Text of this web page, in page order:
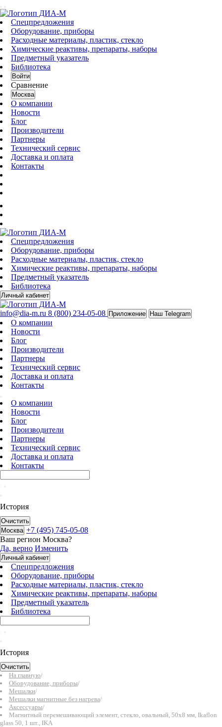
Спецпредложения
Оборудование, приборы
Расходные материалы, пластик, стекло
Химические реактивы, препараты, наборы
Предметный указатель
Библиотека
Войти
Сравнение
Москва
О компании
Новости
Блог
Производители
Партнеры
Технический сервис
Доставка и оплата
Контакты
Спецпредложения
Оборудование, приборы
Расходные материалы, пластик, стекло
Химические реактивы, препараты, наборы
Предметный указатель
Библиотека
Личный кабинет
info@dia-m.ru 8 (800) 234-05-08 Приложение Наш Telegram
О компании
Новости
Блог
Производители
Партнеры
Технический сервис
Доставка и оплата
Контакты
О компании
Новости
Блог
Производители
Партнеры
Технический сервис
Доставка и оплата
Контакты
История
Очистить
Москва +7 (495) 745-05-08
Ваш регион Москва?
Да, верно Изменить
Личный кабинет
Спецпредложения
Оборудование, приборы
Расходные материалы, пластик, стекло
Химические реактивы, препараты, наборы
Предметный указатель
Библиотека
История
Очистить
На главную/
Оборудование, приборы/
Мешалки/
Мешалки магнитные без нагрева/
Аксессуары/
Магнитный перемешивающий элемент, стекло, овальный, 50х8 мм, Ikaflon
glass 50, 1 шт., IKA